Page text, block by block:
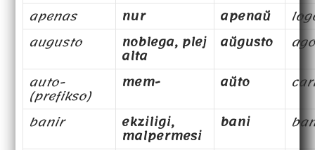
apenas
nur apenaŭ
augusto
noblega, plej
alta
aŭgusto
auto-
(prefikso)
mem- aŭto
banir
ekziligi,
malpermesi
bani